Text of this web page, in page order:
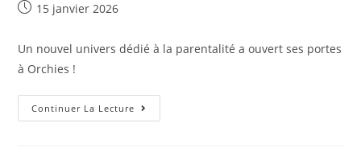
15 janvier 2026
Un nouvel univers dédié à la parentalité a ouvert ses portes
à Orchies !
Continuer La Lecture